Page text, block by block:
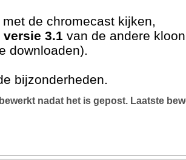
de chromecast kijken,
versie 3.1 van de andere
downloaden).
bijzonderheden.
nadat het is gepost. Laatste